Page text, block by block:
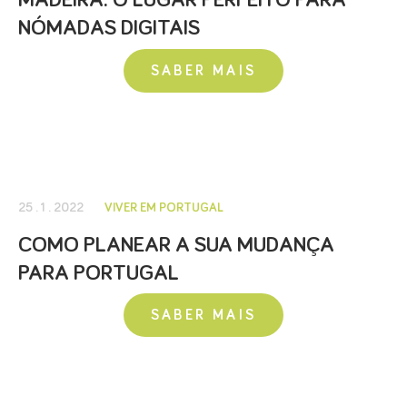
NÓMADAS DIGITAIS
SABER MAIS
25 . 1 . 2022 VIVER EM PORTUGAL
COMO PLANEAR A SUA MUDANÇA
PARA PORTUGAL
SABER MAIS